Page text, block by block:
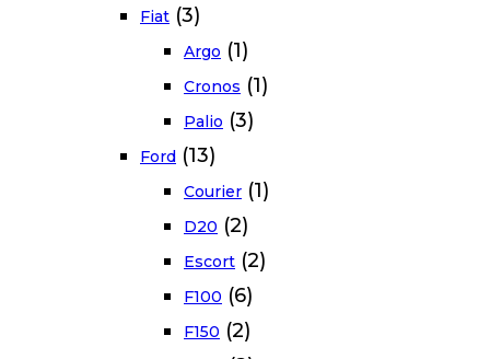
Fiat (3)
Argo (1)
Cronos (1)
Palio (3)
Ford (13)
Courier (1)
D20 (2)
Escort (2)
F100 (6)
F150 (2)